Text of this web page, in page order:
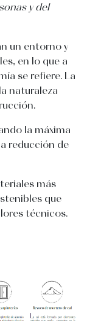
y del
un entorno y
en lo que a
se refiere. La
naturaleza
la máxima
reducción de
más
que
técnicos.